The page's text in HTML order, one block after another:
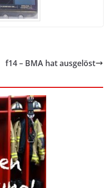
f14 – BMA hat ausgelöst